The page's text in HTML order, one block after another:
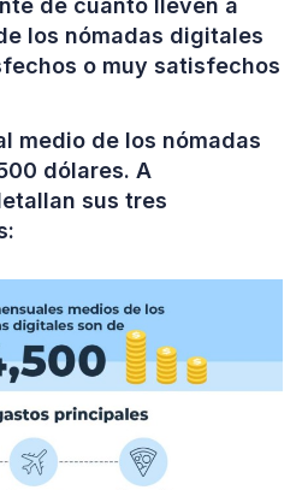
de cuánto lleven a
los nómadas digitales
o muy satisfechos
medio de los nómadas
dólares. A
sus tres